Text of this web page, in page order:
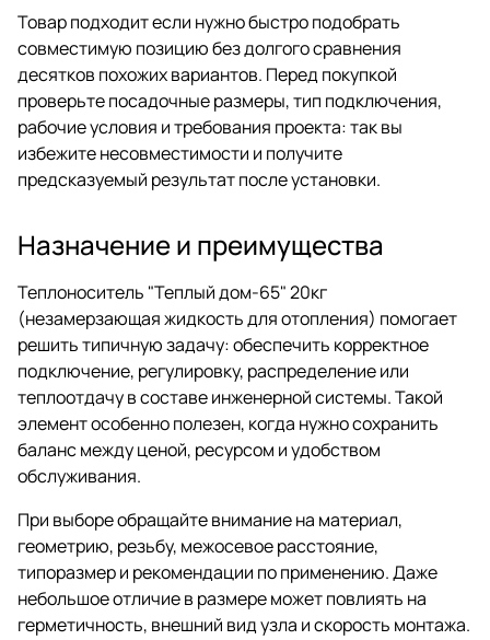
Товар подходит если нужно быстро подобрать
совместимую позицию без долгого сравнения
десятков похожих вариантов. Перед покупкой
проверьте посадочные размеры, тип подключения,
рабочие условия и требования проекта: так вы
избежите несовместимости и получите
предсказуемый результат после установки.
Назначение и преимущества
Теплоноситель "Теплый дом-65" 20кг
(незамерзающая жидкость для отопления) помогает
решить типичную задачу: обеспечить корректное
подключение, регулировку, распределение или
теплоотдачу в составе инженерной системы. Такой
элемент особенно полезен, когда нужно сохранить
баланс между ценой, ресурсом и удобством
обслуживания.
При выборе обращайте внимание на материал,
геометрию, резьбу, межосевое расстояние,
типоразмер и рекомендации по применению. Даже
небольшое отличие в размере может повлиять на
герметичность, внешний вид узла и скорость монтажа.